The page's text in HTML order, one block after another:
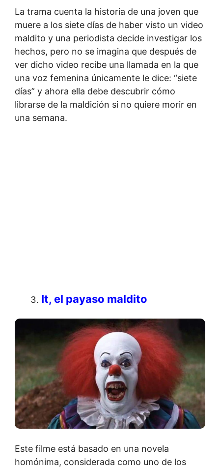
La trama cuenta la historia de una joven que
muere a los siete días de haber visto un video
maldito y una periodista decide investigar los
hechos, pero no se imagina que después de
ver dicho video recibe una llamada en la que
una voz femenina únicamente le dice: “siete
días” y ahora ella debe descubrir cómo
librarse de la maldición si no quiere morir en
una semana.
It, el payaso maldito
Este filme está basado en una novela
homónima, considerada como uno de los